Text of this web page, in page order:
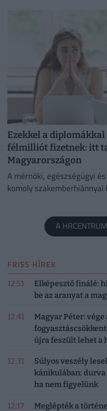
Ezekkel a
félmilliót fizetnek: itt
Magyarországon
A mérnöki, egészségügyi
komoly
A
FRISS HÍREK
12:51
Elképesztő finálé:
be az aranyat a
12:41
Magyar Péter: vége
újra feszült lehet a
12:31
Súlyos veszély
kánikulában: durva
ha nem figyelünk
12:17
Meglépték a